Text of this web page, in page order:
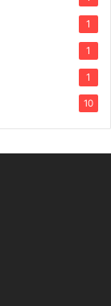
1
1
1
10